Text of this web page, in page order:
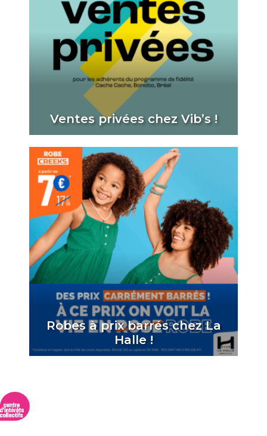
Ventes privées chez Vib’s !
Robes à prix barrés chez La
Halle !